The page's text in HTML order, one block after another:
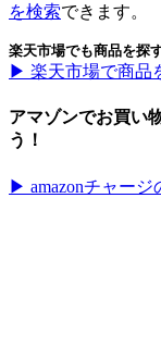
を検索できます。
楽天市場でも商品を探
▶︎ 楽天市場で商品
アマゾンでお買い
う！
▶︎ amazonチャー